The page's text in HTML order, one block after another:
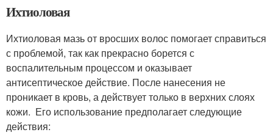
Ихтиоловая
Ихтиоловая мазь от вросших волос помогает справиться
с проблемой, так как прекрасно борется с
воспалительным процессом и оказывает
антисептическое действие. После нанесения не
проникает в кровь, а действует только в верхних слоях
кожи. Его использование предполагает следующие
действия: